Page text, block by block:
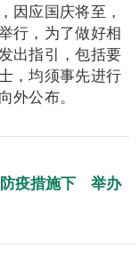
因应国庆将至，
行，为了做好相
出指引，包括要
，均须事先进行
外公布。
防疫措施下 举办